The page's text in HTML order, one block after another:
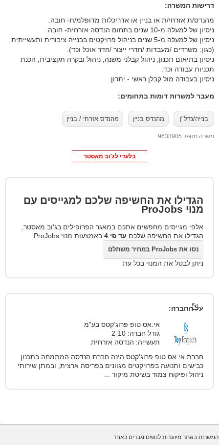
דרישות המשרה:
ניסיון של למעלה מ-5 שנים בניהול פרויקטים בבנייה ציבורית ותעשייתית
ניסיון בתיאום תכנון, ניהול קבלני משנה, ניהול ובקרה תקציבית, הכנת
ניסיון בעבודה מול קבלן ראשי - יתרון.
מעבר למשרות דומות בתחומים:
בנייה/נדל"ן מהנדס בניין מהנדס אזרחי / בניין
משרה מספר 9633905
בלעדי לג'וב מאסטר
הגדילו את החשיפה שלכם למגייסים עם
מנוי ProJobs
אלפי מגייסים מחפשים אתכם במאגר הפרופילים בג'וב מאסטר,
הגדילו את החשיפה שלכם עד פי 4 באמצעות מנוי ProJobs
נסו את ProJobs במחיר משתלם
ניתן לבטל את המנוי בכל עת
על החברה:
אי.אס טופ פרוג’קטס בע"מ
גודל חברה: 2-10
תעשייה: הנדסה אזרחית
חברת אי.אס טופ פרוג’קטס הינה חברת הנדסה המתמחה בתכנון
כבישים ותנועה בפרויקטים מגוונים בפריסה ארצית, ובמתן שירותי
ניהול ופיקוח צמוד בשיטת מיקור ...
המשרות באתר מיועדות לנשים וגברים כאחד